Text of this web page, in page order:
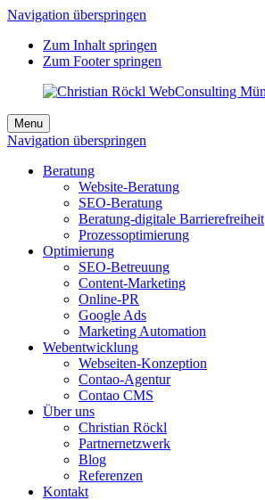
Navigation überspringen
Zum Inhalt springen
Zum Footer springen
Menu
Navigation überspringen
Beratung
Website-Beratung
SEO-Beratung
Beratung-digitale Barrierefreiheit
Prozessoptimierung
Optimierung
SEO-Betreuung
Content-Marketing
Online-PR
Google Ads
Marketing Automation
Webentwicklung
Webseiten-Konzeption
Contao-Agentur
Contao CMS
Über uns
Christian Röckl
Partnernetzwerk
Blog
Referenzen
Kontakt